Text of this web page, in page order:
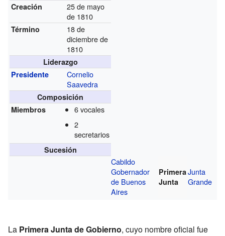
Creación
25 de mayo
de 1810
Término
18 de
diciembre de
1810
Liderazgo
Presidente
Cornelio
Saavedra
Composición
Miembros
6 vocales
2
secretarios
Sucesión
Cabildo
Gobernador
de Buenos
Aires
Primera
Junta
Junta
Grande
La Primera Junta de Gobierno, cuyo nombre oficial fue